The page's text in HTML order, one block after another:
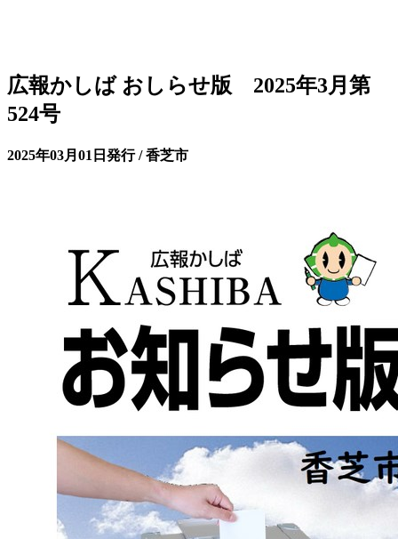
広報かしば おしらせ版 2025年3月第
524号
2025年03月01日発行 / 香芝市